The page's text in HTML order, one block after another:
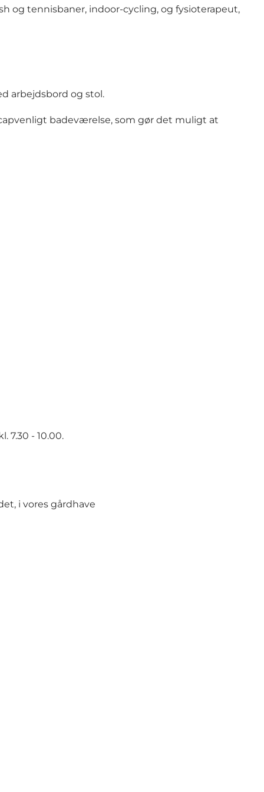
og tennisbaner, indoor-cycling, og fysioterapeut,
arbejdsbord og stol.
badeværelse, som gør det muligt at
7.30 - 10.00.
i vores gårdhave